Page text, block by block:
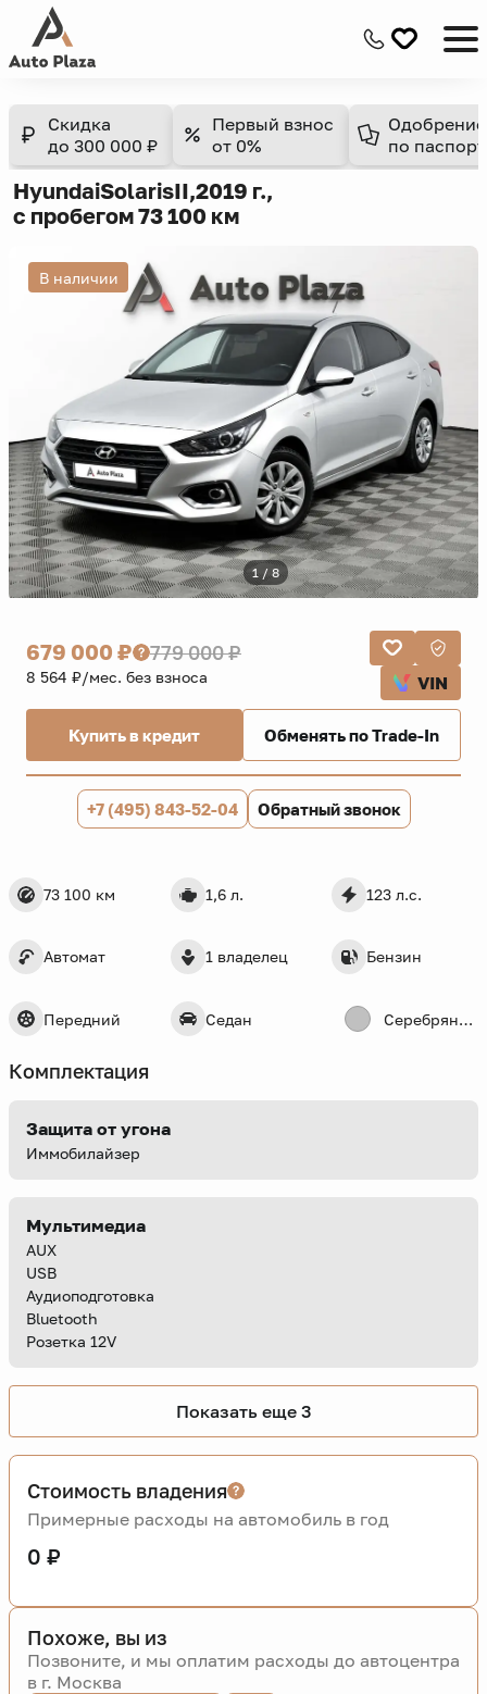
Скидка
до 300 000 ₽
Первый взнос
от 0%
Одобрение
по
HyundaiSolarisII,2019 г.,
с пробегом 73 100 км
В наличии
1 / 8
73 100 км 1,6 л. 123 л.с.
Автомат 1 владелец Бензин
Передний Седан Серебряный
679 000 ₽ 779 000 ₽
8 564 ₽/мес. без взноса VIN
Купить в кредит Обменять по Trade-In
+7 (495) 843-52-04 Обратный звонок
Комплектация
Защита от угона
Иммобилайзер
Мультимедиа
AUX
USB
Аудиоподготовка
Bluetooth
Розетка 12V
Показать еще 3
Стоимость владения
Примерные расходы на автомобиль в год
0 ₽
Похоже, вы из
Позвоните, и мы оплатим расходы до автоцентра
в г. Москва